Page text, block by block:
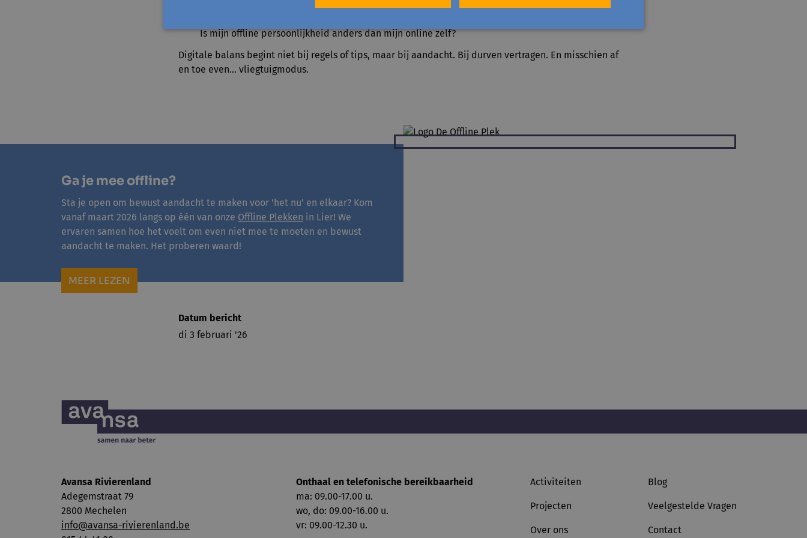
Is mijn offline persoonlijkheid anders dan mijn online zelf?
Digitale balans begint niet bij regels of tips, maar bij aandacht. Bij durven vertragen. En misschien af
en toe even... vliegtuigmodus.
Ga je mee offline?
Sta je open om bewust aandacht te maken voor 'het nu' en elkaar? Kom
vanaf maart 2026 langs op één van onze Offline Plekken in Lier! We
ervaren samen hoe het voelt om even niet mee te moeten en bewust
aandacht te maken. Het proberen waard!
MEER LEZEN
Datum bericht
di 3 februari '26
Avansa Rivierenland
Adegemstraat 79
2800 Mechelen
info@avansa-rivierenland.be
Onthaal en telefonische bereikbaarheid
ma: 09.00-17.00 u.
wo, do: 09.00-16.00 u.
vr: 09.00-12.30 u.
Activiteiten
Projecten
Over ons
Blog
Veelgestelde Vragen
Contact